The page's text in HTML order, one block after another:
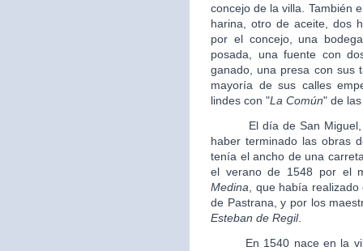
concejo de la villa. También
harina, otro de aceite, dos
por el concejo, una
posada, una fuente con
ganado, una presa con sus
mayoría de sus calles
lindes con "La Común" de
El día de San Miguel, el
haber terminado las obras
tenía el ancho de una
el verano de 1548 por el
Medina , que había
de Pastrana, y por los
Esteban de Regil.
En 1540 nace en la villa